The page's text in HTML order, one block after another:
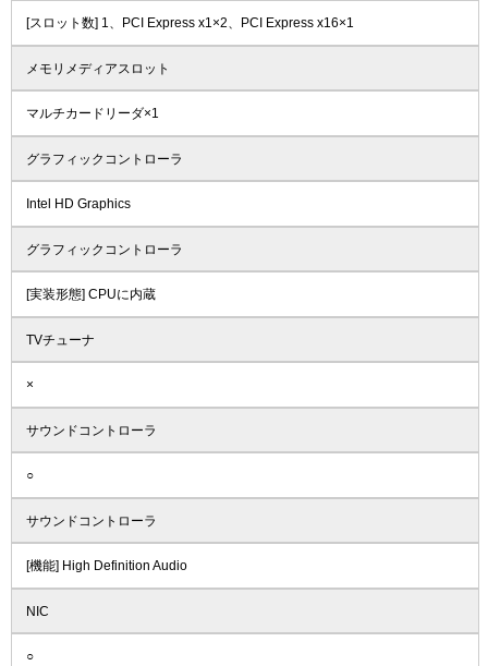
[スロット数] 1、PCI Express x1×2、PCI Express x16×1
メモリメディアスロット
マルチカードリーダ×1
グラフィックコントローラ
Intel HD Graphics
グラフィックコントローラ
[実装形態] CPUに内蔵
TVチューナ
×
サウンドコントローラ
○
サウンドコントローラ
[機能] High Definition Audio
NIC
○